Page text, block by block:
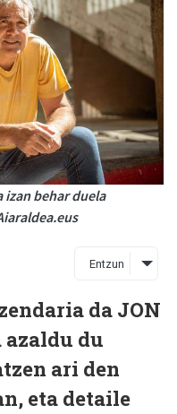
izan behar duela
Entzun
da JON
azaldu du
ari den
eta detaile